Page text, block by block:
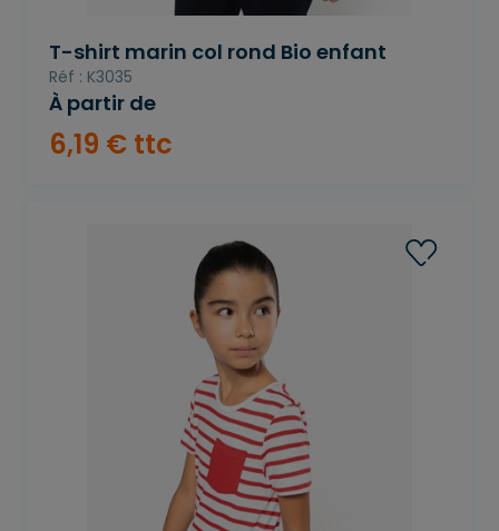
T-shirt marin col rond Bio enfant
Réf : K3035
À partir de
6,19 € ttc